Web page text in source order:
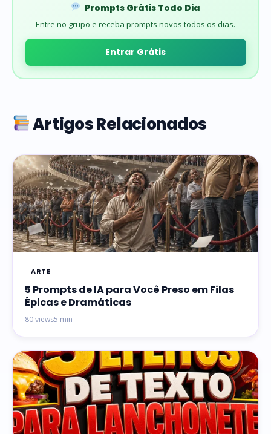
Prompts Grátis Todo Dia
Entre no grupo e receba prompts novos todos os dias.
Entrar Grátis
Artigos Relacionados
ARTE
5 Prompts de IA para Você Preso em Filas
Épicas e Dramáticas
80 views5 min